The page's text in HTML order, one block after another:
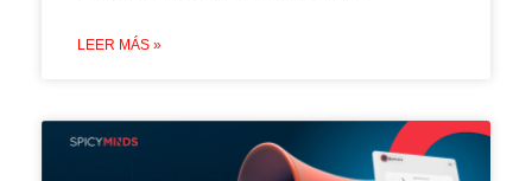
LEER MÁS »